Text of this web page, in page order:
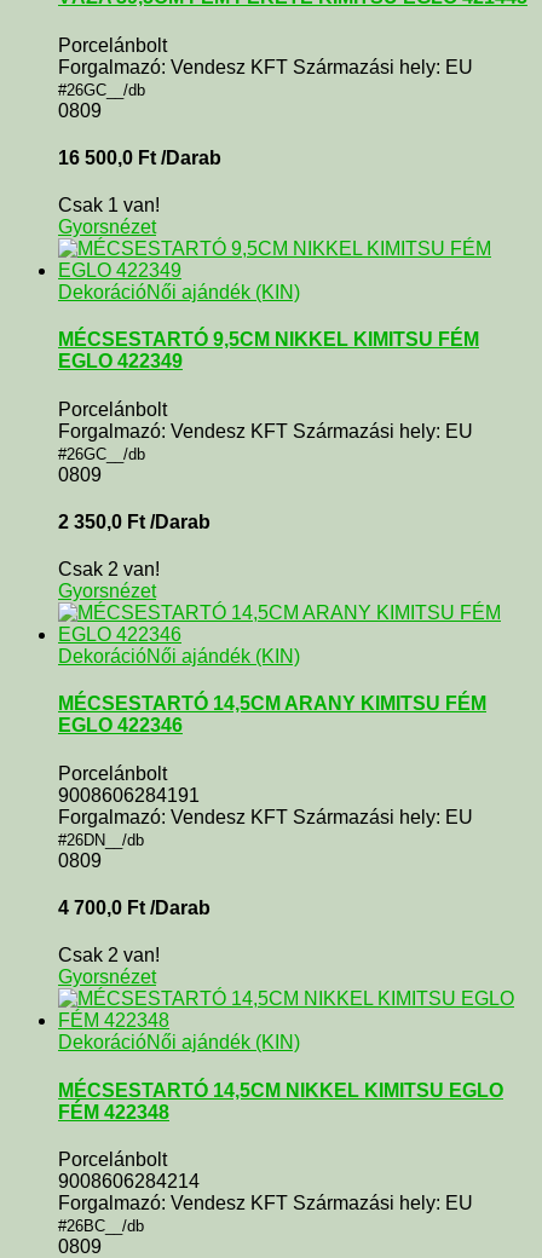
Porcelánbolt
Forgalmazó: Vendesz KFT Származási hely: EU
#26GC__/db
0809
16 500,0 Ft /Darab
Csak 1 van!
Gyorsnézet
DekorációNői ajándék (KIN)
MÉCSESTARTÓ 9,5CM NIKKEL KIMITSU FÉM
EGLO 422349
Porcelánbolt
Forgalmazó: Vendesz KFT Származási hely: EU
#26GC__/db
0809
2 350,0 Ft /Darab
Csak 2 van!
Gyorsnézet
DekorációNői ajándék (KIN)
MÉCSESTARTÓ 14,5CM ARANY KIMITSU FÉM
EGLO 422346
Porcelánbolt
9008606284191
Forgalmazó: Vendesz KFT Származási hely: EU
#26DN__/db
0809
4 700,0 Ft /Darab
Csak 2 van!
Gyorsnézet
DekorációNői ajándék (KIN)
MÉCSESTARTÓ 14,5CM NIKKEL KIMITSU EGLO
FÉM 422348
Porcelánbolt
9008606284214
Forgalmazó: Vendesz KFT Származási hely: EU
#26BC__/db
0809